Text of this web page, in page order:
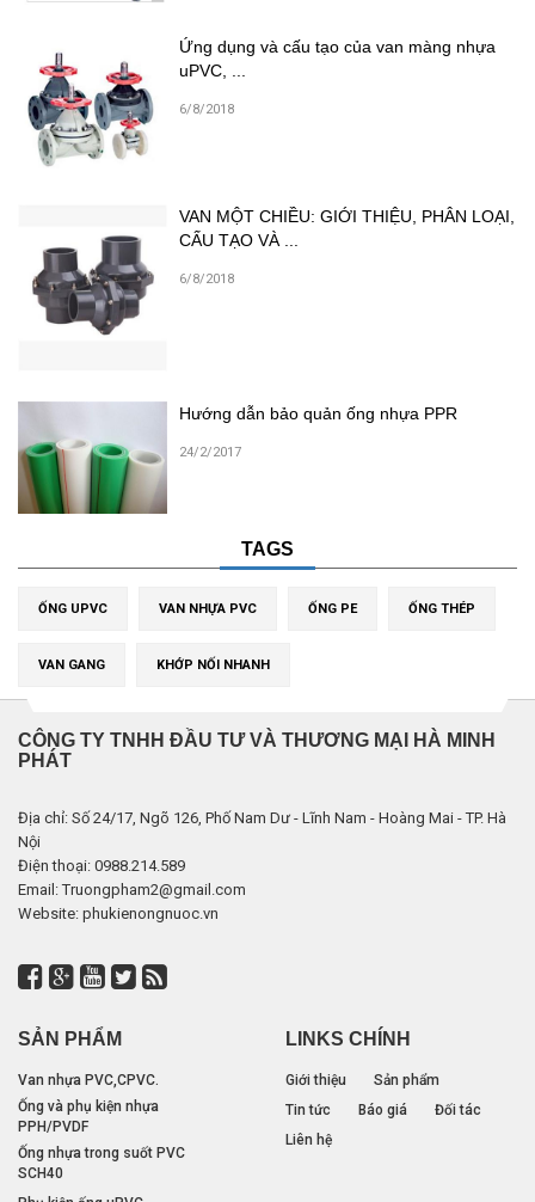
Ứng dụng và cấu tạo của van màng nhựa
uPVC, ...
6/8/2018
VAN MỘT CHIỀU: GIỚI THIỆU, PHÂN LOẠI,
CẤU TẠO VÀ ...
6/8/2018
Hướng dẫn bảo quản ống nhựa PPR
24/2/2017
TAGS
ỐNG UPVC VAN NHỰA PVC ỐNG PE ỐNG THÉP
VAN GANG KHỚP NỐI NHANH
CÔNG TY TNHH ĐẦU TƯ VÀ THƯƠNG MẠI HÀ MINH
PHÁT
Địa chỉ: Số 24/17, Ngõ 126, Phố Nam Dư - Lĩnh Nam - Hoàng Mai - TP. Hà
Nội
Điện thoại: 0988.214.589
Email: Truongpham2@gmail.com
Website: phukienongnuoc.vn
SẢN PHẨM
Van nhựa PVC,CPVC.
Ống và phụ kiện nhựa
PPH/PVDF
Ống nhựa trong suốt PVC
SCH40
LINKS CHÍNH
Giới thiệu
Sản phẩm
Tin tức
Báo giá
Đối tác
Liên hệ